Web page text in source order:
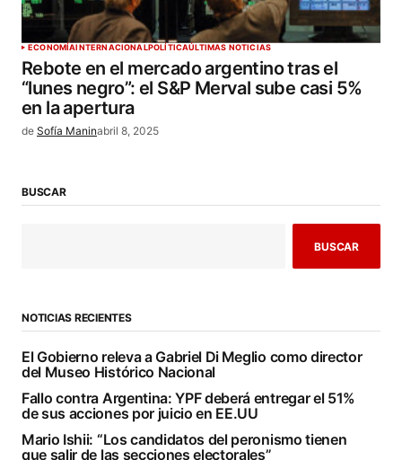
ECONOMÍAINTERNACIONALPOLÍTICAÚLTIMAS NOTICIAS
Rebote en el mercado argentino tras el
“lunes negro”: el S&P Merval sube casi 5%
en la apertura
de Sofía Maninabril 8, 2025
BUSCAR
BUSCAR
NOTICIAS RECIENTES
El Gobierno releva a Gabriel Di Meglio como director
del Museo Histórico Nacional
Fallo contra Argentina: YPF deberá entregar el 51%
de sus acciones por juicio en EE.UU
Mario Ishii: “Los candidatos del peronismo tienen
que salir de las secciones electorales”